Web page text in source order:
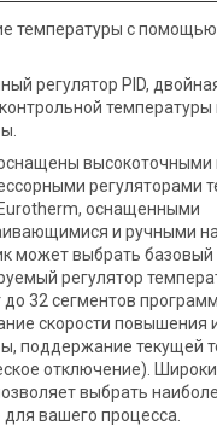
температуры с
регулятор PID,
температуры
регуляторами
оснащенными
и ручными
может выбрать базовый
регулятор
до 32 сегментов
скорости повышения
поддержание текущей
отключение).
выбрать
вашего процесса.